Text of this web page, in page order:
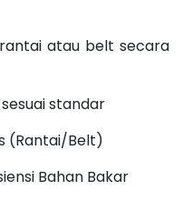
atau belt secara
standar
(Rantai/Belt)
Bahan Bakar